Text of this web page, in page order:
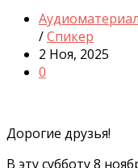
/Спикер
2 Ноя, 2025
0
Дорогие друзья!
В эту субботу 8